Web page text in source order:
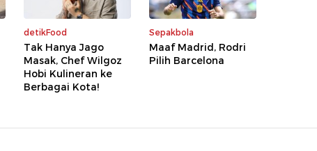
detikFood
Tak Hanya Jago
Masak, Chef Wilgoz
Hobi Kulineran ke
Berbagai Kota!
Sepakbola
Maaf Madrid, Rodri
Pilih Barcelona